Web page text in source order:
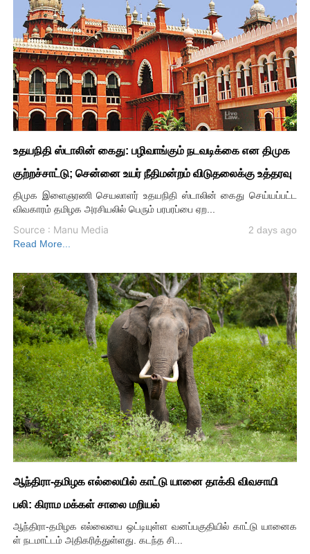
உதயநிதி ஸ்டாலின் கைது: பழிவாங்கும் நடவடிக்கை என திமுக
குற்றச்சாட்டு; சென்னை உயர் நீதிமன்றம் விடுதலைக்கு உத்தரவு
திமுக இளைஞரணி செயலாளர் உதயநிதி ஸ்டாலின் கைது செய்யப்பட்ட
விவகாரம் தமிழக அரசியலில் பெரும் பரபரப்பை ஏற...
Source : Manu Media
2 days ago
Read More...
ஆந்திரா-தமிழக எல்லையில் காட்டு யானை தாக்கி விவசாயி
பலி: கிராம மக்கள் சாலை மறியல்
ஆந்திரா-தமிழக எல்லையை ஒட்டியுள்ள வனப்பகுதியில் காட்டு யானைக
ள் நடமாட்டம் அதிகரித்துள்ளது. கடந்த சி...